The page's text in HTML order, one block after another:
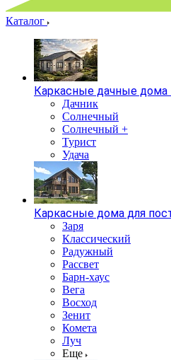
Каталог
Каркасные дачные дома
Дачник
Солнечный
Солнечный +
Турист
Удача
Каркасные дома для
Заря
Классический
Радужный
Рассвет
Барн-хаус
Вега
Восход
Зенит
Комета
Луч
Еще